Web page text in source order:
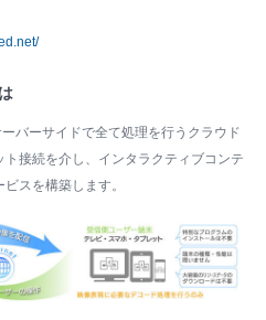
バーサイドで全て処理を行うクラウド
接続を介し、インタラクティブコンテ
スを構築します。